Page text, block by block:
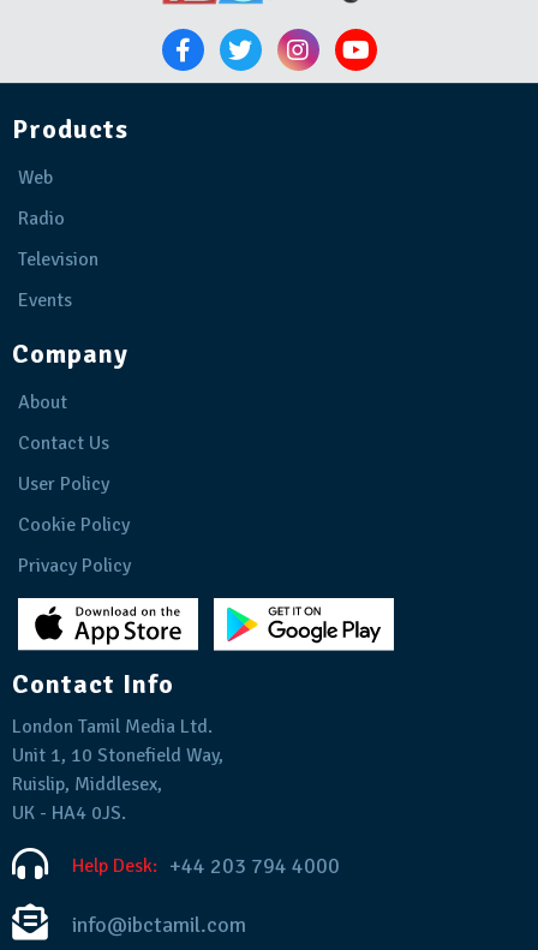
Products
Web
Radio
Television
Events
Company
About
Contact Us
User Policy
Cookie Policy
Privacy Policy
Contact Info
London Tamil Media Ltd.
Unit 1, 10 Stonefield Way,
Ruislip, Middlesex,
UK - HA4 0JS.
Help Desk: +44 203 794 4000
info@ibctamil.com